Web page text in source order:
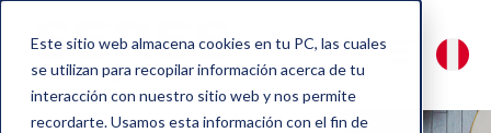
Este sitio web almacena cookies en tu PC, las cuales
se utilizan para recopilar información acerca de tu
interacción con nuestro sitio web y nos permite
recordarte. Usamos esta información con el fin de